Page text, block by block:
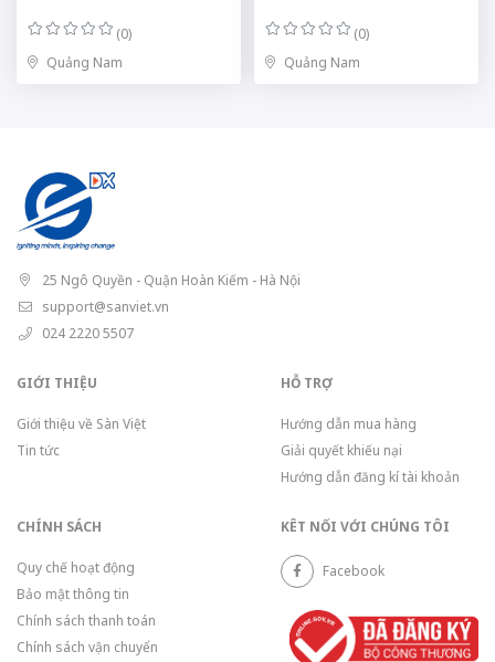
(0)
Quảng Nam
(0)
Quảng Nam
25 Ngô Quyền - Quận Hoàn Kiếm - Hà Nội
support@sanviet.vn
024 2220 5507
GIỚI THIỆU
Giới thiệu về Sàn Việt
Tin tức
HỖ TRỢ
Hướng dẫn mua hàng
Giải quyết khiếu nại
Hướng dẫn đăng kí tài khoản
CHÍNH SÁCH
Quy chế hoạt động
Bảo mật thông tin
Chính sách thanh toán
Chính sách vận chuyển
KÊT NỐI VỚI CHÚNG TÔI
Facebook